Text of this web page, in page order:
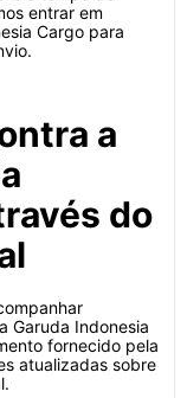
entrar em
Cargo para
a
do
Garuda Indonesia
fornecido pela
atualizadas sobre